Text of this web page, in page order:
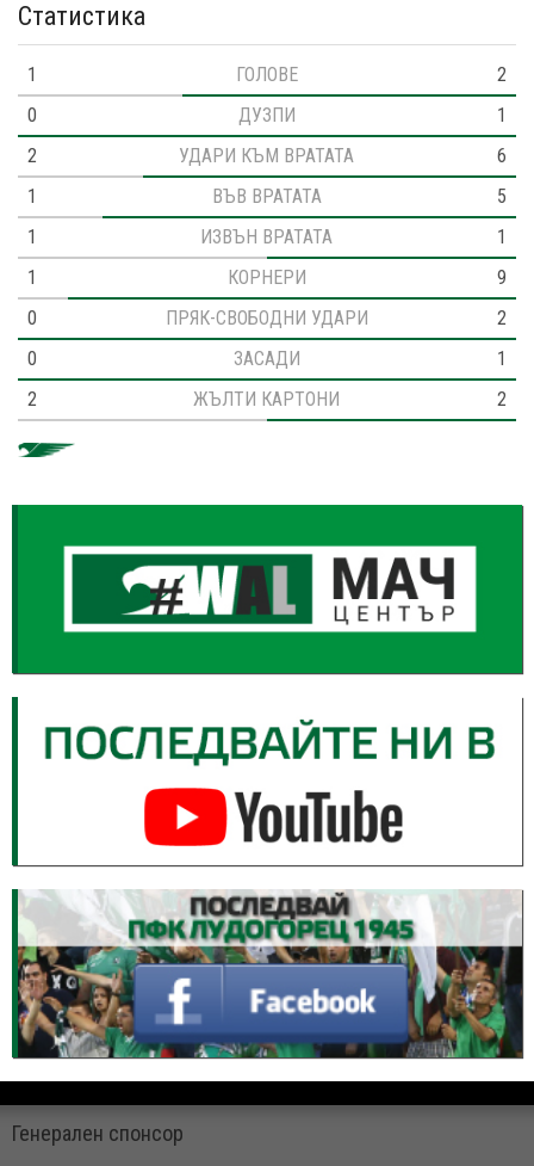
Статистика
1 ГОЛОВЕ
2
0
ДУЗПИ
1
2
УДАРИ КЪМ ВРАТАТА
6
1
ВЪВ ВРАТАТА
5
1
ИЗВЪН ВРАТАТА
1
1
КОРНЕРИ
9
0
ПРЯК-СВОБОДНИ УДАРИ
2
0
ЗАСАДИ
1
2
ЖЪЛТИ КАРТОНИ 2
Генерален спонсор